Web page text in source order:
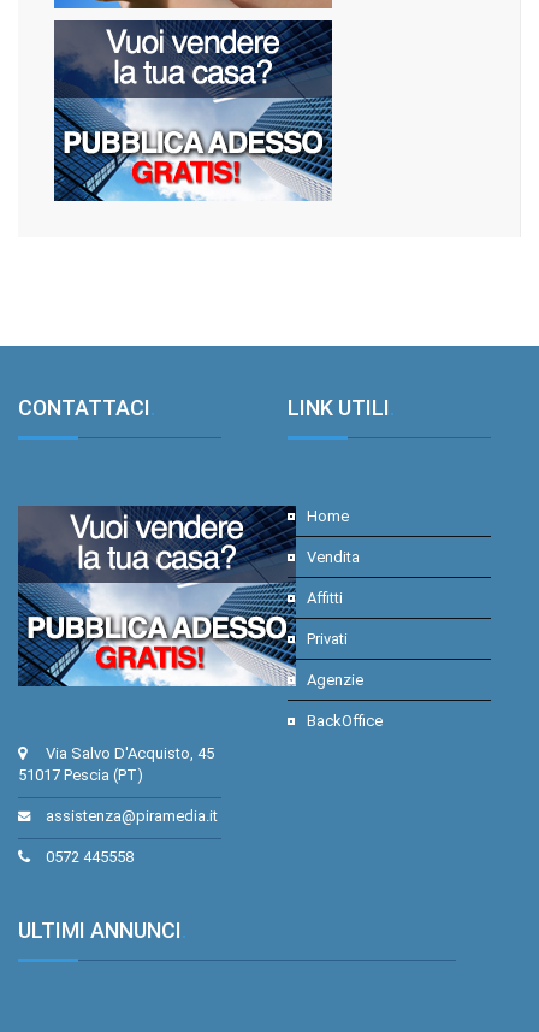
CONTATTACI.
Via Salvo D'Acquisto, 45
51017 Pescia (PT)
assistenza@piramedia.it
0572 445558
LINK UTILI.
Home
Vendita
Affitti
Privati
Agenzie
BackOffice
ULTIMI ANNUNCI.